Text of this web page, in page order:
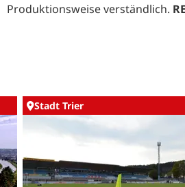
Produktionsweise verständlich.
Stadt Trier